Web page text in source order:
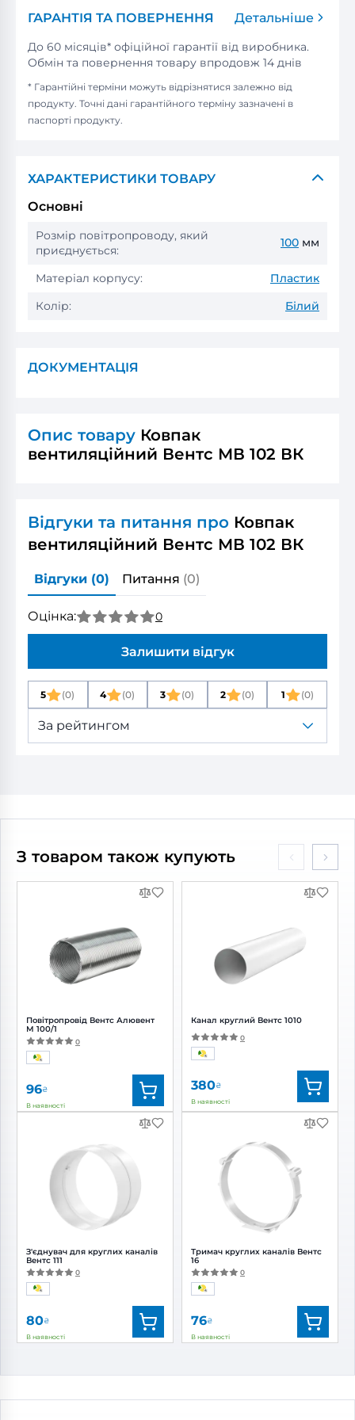
ГАРАНТІЯ ТА ПОВЕРНЕННЯ Детальніше
До 60 місяців* офіційної гарантії від виробника.
Обмін та повернення товару впродовж 14 днів
* Гарантійні терміни можуть відрізнятися залежно від
продукту. Точні дані гарантійного терміну зазначені в
паспорті продукту.
ХАРАКТЕРИСТИКИ ТОВАРУ
Основні
Розмір повітропроводу, який
приєднується:
100 мм
Матеріал корпусу:
Пластик
Колір:
Білий
ДОКУМЕНТАЦІЯ
Опис товару Ковпак
вентиляційний Вентс МВ 102 ВК
Відгуки та питання про Ковпак
вентиляційний Вентс МВ 102 ВК
Відгуки (0) Питання (0)
Оцінка: 0
Залишити відгук
5 (0) 4 (0) 3 (0) 2 (0) 1 (0)
За рейтингом
З товаром також купують
Повітропровід Вентс Алювент
М 100/1
0
96₴
В наявності
Вентс
Артикул:
0000219427
Діаметр:
100 мм
З'єднувач для круглих каналів
Вентс 111
0
80₴
В наявності
Артикул: 0000225362
Діаметр:
100 мм
Канал круглий Вентс 1010
0
380₴
В наявності
Вентс
Артикул:0000224929
Діаметр:
100 мм
Тримач круглих каналів Вентс
16
0
76₴
В наявності
Артикул: 0000225479
Діаметр:
100 мм